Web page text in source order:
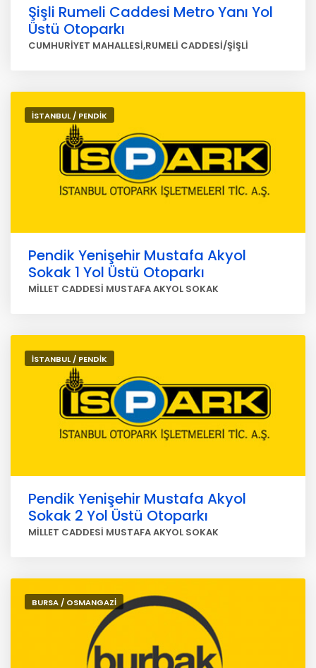
Şişli Rumeli Caddesi Metro Yanı Yol
Üstü Otoparkı
CUMHURİYET MAHALLESİ,RUMELİ CADDESİ/ŞİŞLİ
İSTANBUL / PENDİK
Pendik Yenişehir Mustafa Akyol
Sokak 1 Yol Üstü Otoparkı
MİLLET CADDESİ MUSTAFA AKYOL SOKAK
İSTANBUL / PENDİK
Pendik Yenişehir Mustafa Akyol
Sokak 2 Yol Üstü Otoparkı
MİLLET CADDESİ MUSTAFA AKYOL SOKAK
BURSA / OSMANGAZİ